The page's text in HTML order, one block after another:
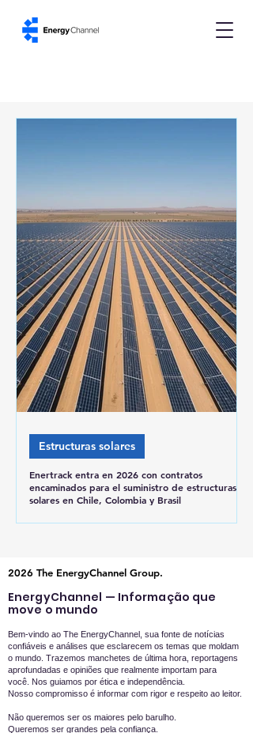
Enertrack entra en 2026 con contratos
encaminados para el suministro de estructuras
solares en Chile, Colombia y Brasil
Estructuras solares
2026 The EnergyChannel Group.
EnergyChannel — Informação que
move o mundo
Bem-vindo ao The EnergyChannel, sua fonte de notícias
confiáveis e análises que esclarecem os temas que moldam
o mundo. Trazemos manchetes de última hora, reportagens
aprofundadas e opiniões que realmente importam para
você. Nos guiamos por ética e independência.
Nosso compromisso é informar com rigor e respeito ao leitor.
Não queremos ser os maiores pelo barulho.
Queremos ser grandes pela confiança.